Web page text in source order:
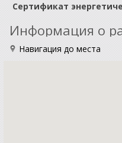
Сертификат
Информация о
Навигация до места